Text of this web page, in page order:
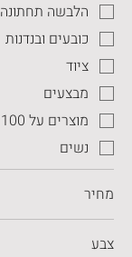
הלבשה תחתונה
כובעים ובנדנות
ציוד
מבצעים
מוצרים על 100 ש"ח
נשים
מחיר
צבע